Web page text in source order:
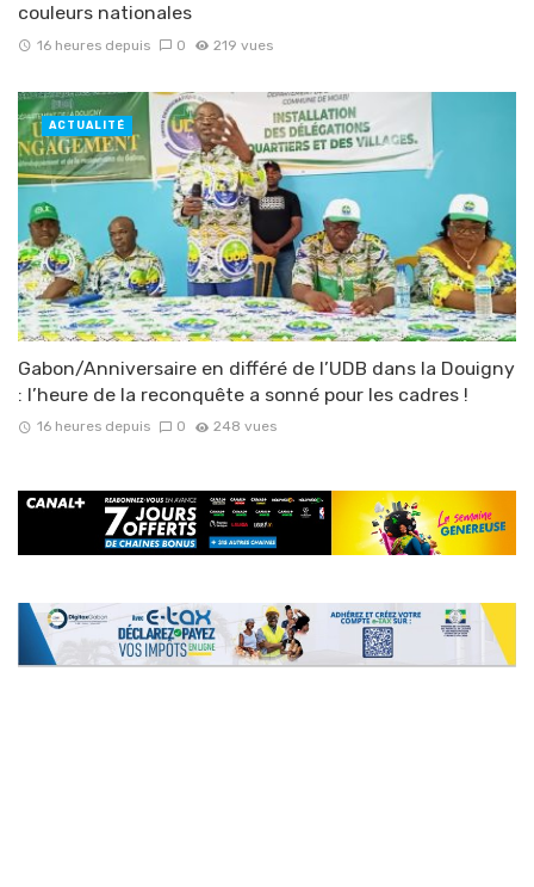
couleurs nationales
16 heures depuis 0 219 vues
Gabon/Anniversaire en différé de l’UDB dans la Douigny
: l’heure de la reconquête a sonné pour les cadres !
16 heures depuis 0 248 vues
ACTUALITÉ